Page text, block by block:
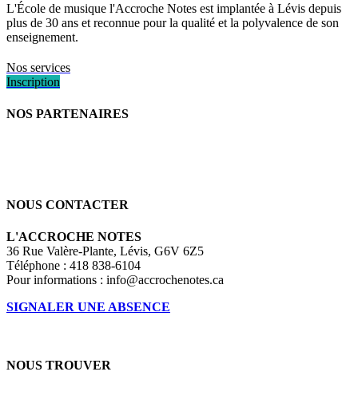
L'École de musique l'Accroche Notes est implantée à Lévis depuis
plus de 30 ans et reconnue pour la qualité et la polyvalence de son
enseignement.
Nos services
Inscription
NOS PARTENAIRES
NOUS CONTACTER
L'ACCROCHE NOTES
36 Rue Valère-Plante, Lévis, G6V 6Z5
Téléphone : 418 838-6104
Pour informations : info@accrochenotes.ca
SIGNALER UNE ABSENCE
NOUS TROUVER